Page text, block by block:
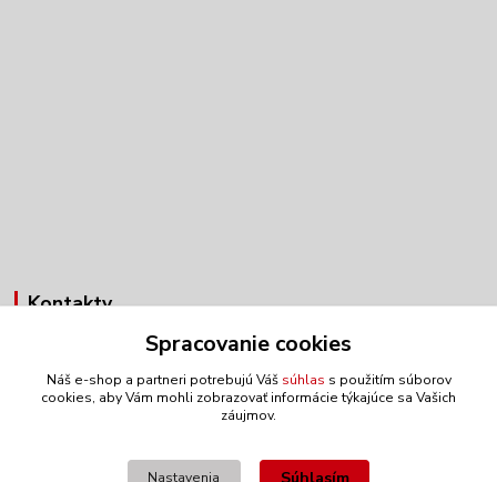
Kontakty
Obchodné oddelenie
+421 903 272 812
(Po-Pia, 7:30-15:30 hod.)
Spracovanie cookies
Náš e-shop a partneri potrebujú Váš súhlas s použitím súborov
cookies, aby Vám mohli zobrazovať informácie týkajúce sa Vašich
záujmov.
Nastavenia